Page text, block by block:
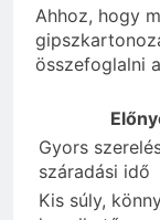
Ahhoz, hogy
összefoglalni
Gyors
száradási idő
Kis súly,